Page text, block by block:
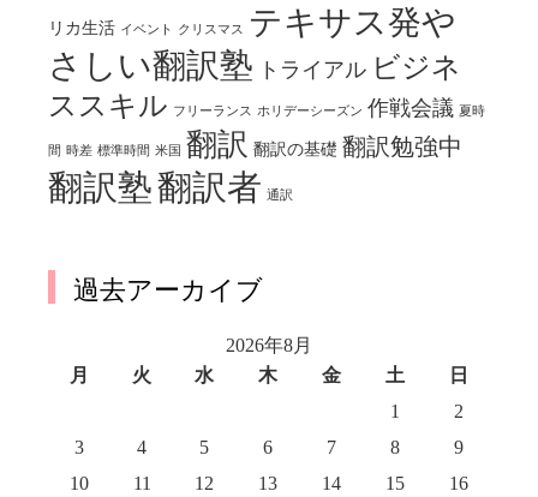
リカ生活 イベント クリスマス
テキサス発や
さしい翻訳塾 トライアル ビジネ
ススキル フリーランス ホリデーシーズン 作戦会議 夏時
間 時差 標準時間 米国 翻訳 翻訳の基礎 翻訳勉強中
翻訳塾翻訳者 通訳
過去アーカイブ
2026年8月
月
火 水 木 金 土
日
1
2
3
4 5 6 7 8
9
10
11 12 13 14 15
16